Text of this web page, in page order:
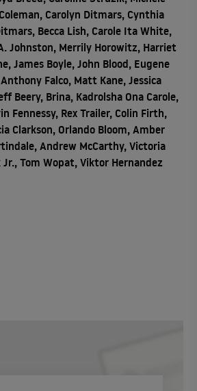
Carolyn Ditmars, Cynthia
Becca Lish, Carole Ita White,
Johnston, Merrily Horowitz, Harriet
James Boyle, John Blood, Eugene
Falco, Matt Kane, Jessica
Beery, Brina, Kadrolsha Ona Carole,
Fennessy, Rex Trailer, Colin Firth,
Clarkson, Orlando Bloom, Amber
Andrew McCarthy, Victoria
Tom Wopat, Viktor Hernandez